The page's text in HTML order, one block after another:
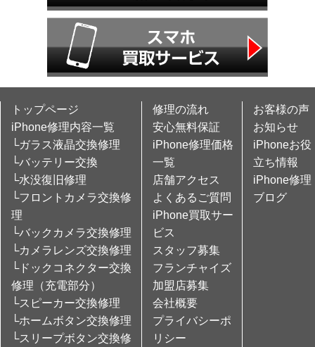
トップページ
iPhone修理内容一覧
└ガラス液晶交換修理
└バッテリー交換
└水没復旧修理
└フロントカメラ交換修
理
└バックカメラ交換修理
└カメラレンズ交換修理
└ドックコネクター交換
修理（充電部分）
└スピーカー交換修理
└ホームボタン交換修理
└スリープボタン交換修
修理の流れ
安心無料保証
iPhone修理価格
一覧
店舗アクセス
よくあるご質問
iPhone買取サー
ビス
スタッフ募集
フランチャイズ
加盟店募集
会社概要
プライバシーポ
リシー
お客様の声
お知らせ
iPhoneお役
立ち情報
iPhone修理
ブログ